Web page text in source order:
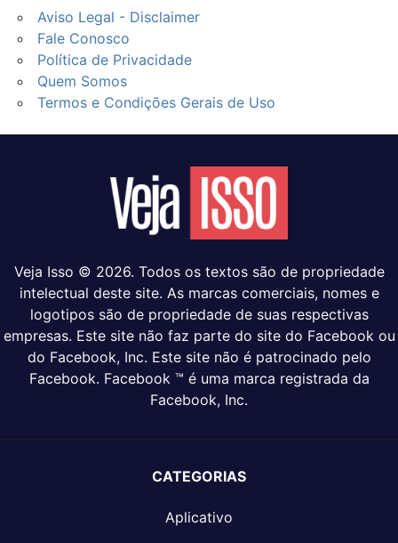
Aviso Legal - Disclaimer
Fale Conosco
Política de Privacidade
Quem Somos
Termos e Condições Gerais de Uso
Veja Isso © 2026. Todos os textos são de propriedade
intelectual deste site. As marcas comerciais, nomes e
logotipos são de propriedade de suas respectivas
empresas. Este site não faz parte do site do Facebook ou
do Facebook, Inc. Este site não é patrocinado pelo
Facebook. Facebook ™ é uma marca registrada da
Facebook, Inc.
CATEGORIAS
Aplicativo